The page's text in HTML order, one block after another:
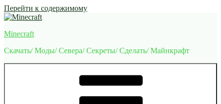
Перейти к содержимому
Minecraft
Скачать/ Моды/ Севера/ Секреты/ Сделать/ Майнкрафт